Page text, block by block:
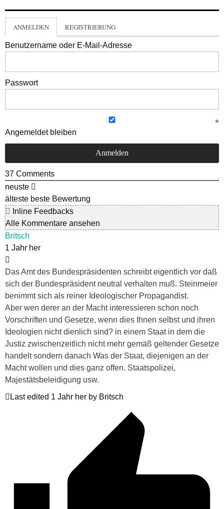
ANMELDEN REGISTRIERUNG
Benutzername oder E-Mail-Adresse
Passwort
Angemeldet bleiben
37 Comments
neuste
älteste beste Bewertung
Inline Feedbacks
Alle Kommentare ansehen
Britsch
1 Jahr her
Das Amt des Bundespräsidenten schreibt eigentlich vor daß
sich der Bundespräsident neutral verhalten muß. Steinmeier
benimmt sich als reiner Ideologischer Propagandist.
Aber wen derer an der Macht interessieren schon noch
Vorschriften und Gesetze, wenn dies Ihnen selbst und ihren
Ideologien nicht dienlich sind? in einem Staat in dem die
Justiz zwischenzeitlich nicht mehr gemäß geltender Gesetze
handelt sondern danach Was der Staat, diejenigen an der
Macht wollen und dies ganz offen. Staatspolizei,
Majestätsbeleidigung usw.
Last edited 1 Jahr her by Britsch